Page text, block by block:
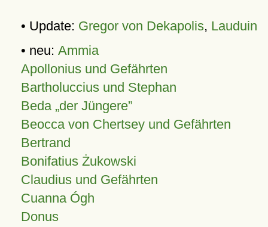
• Update: Gregor von Dekapolis, Lauduin
• neu: Ammia
Apollonius und Gefährten
Bartholuccius und Stephan
Beda „der Jüngere”
Beocca von Chertsey und Gefährten
Bertrand
Bonifatius Żukowski
Claudius und Gefährten
Cuanna Ógh
Donus